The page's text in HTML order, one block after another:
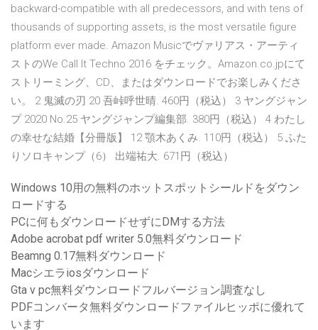
backward-compatible with all predecessors, and with tens of
thousands of supporting assets, is the most versatile figure
platform ever made. Amazon Musicでヴァリアス・アーティ
ストのWe Call It Techno 2016 をチェック。Amazon.co.jpにて
ストリーミング、CD、またはダウンロードでお楽しみくださ
い。 2 鬼滅の刃 20 吾峠呼世晴. 460円（税込） 3 ヤングジャン
プ 2020 No.25 ヤングジャンプ編集部. 380円（税込） 4 わたし
の幸せな結婚【分冊版】 12 顎木あくみ. 110円（税込） 5 ふた
りソロキャンプ（6） 出端祐大. 671円（税込）
Windows 10用の無料のホットスポットシールドをダウン
ロードする
PCに何もダウンロードせずにDMする方法
Adobe acrobat pdf writer 5.0無料ダウンロード
Beamng 0.17無料ダウンロード
Macシエラiosダウンロード
Gta v pc無料ダウンロードフルバージョン調査なし
PDFコンバータ無料ダウンロードファイルヒッポに優れて
います